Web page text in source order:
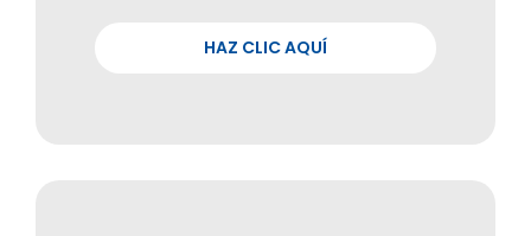
HAZ CLIC AQUÍ